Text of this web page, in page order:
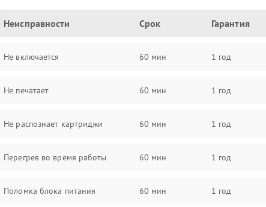
Неисправности Срок Гарантия
Не включается 60 мин 1 год
Не печатает 60 мин 1 год
Не распознает картриджи 60 мин 1 год
Перегрев во время работы 60 мин 1 год
Поломка блока питания 60 мин 1 год